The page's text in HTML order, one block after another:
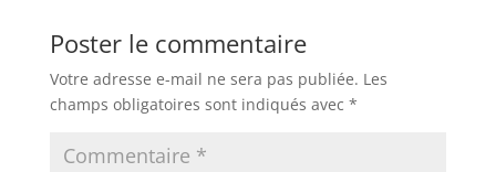
Poster le commentaire
Votre adresse e-mail ne sera pas publiée. Les
champs obligatoires sont indiqués avec *